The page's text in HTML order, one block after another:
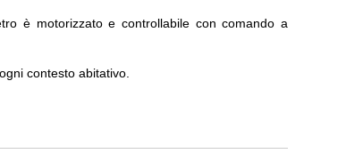
è motorizzato e controllabile con comando a
contesto abitativo.